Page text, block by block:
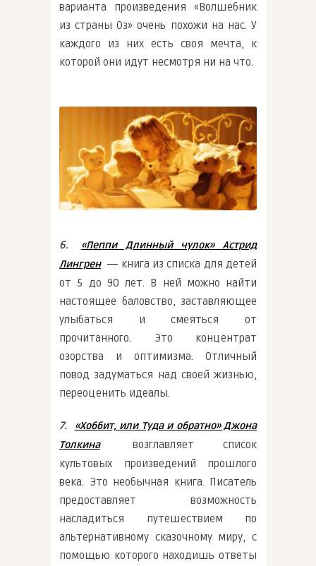
варианта произведения «Волшебник
из страны Оз» очень похожи на нас. У
каждого из них есть своя мечта, к
которой они идут несмотря ни на что.
6.
«Пеппи Длинный чулок» Астрид
Лингрен ― книга из списка для детей
от 5 до 90 лет. В ней можно найти
настоящее баловство, заставляющее
улыбаться и смеяться от
прочитанного. Это концентрат
озорства и оптимизма. Отличный
повод задуматься над своей жизнью,
переоценить идеалы.
7.
«Хоббит, или Туда и обратно» Джона
Толкина
возглавляет список
культовых произведений прошлого
века. Это необычная книга. Писатель
предоставляет возможность
насладиться путешествием по
альтернативному сказочному миру, с
помощью которого находишь ответы